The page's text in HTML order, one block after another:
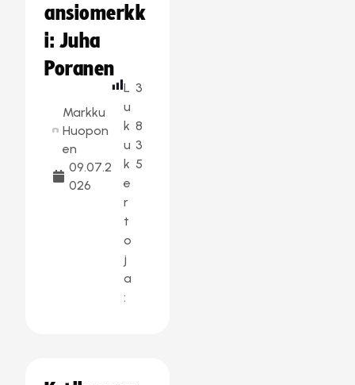
ansiomerkk
i: Juha
Poranen
Markku
Huopon
en
09.07.2
026
L
u
k
u
k
e
r
t
o
j
a
:
3
8
3
5